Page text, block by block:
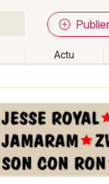
Actu
Ce week-end Autre